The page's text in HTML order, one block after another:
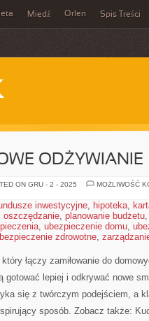
Miedź Orlen Spis Treści
ODŻYWIANIE
ON GRU - 2 - 2025
MOŻLIWOŚĆ
inwestycyjne, hipoteka,
oszczędzanie, planowanie budżetu
, ubezpieczenie domu,
zdrowotne,
łączy zamiłowanie do
gotować lepiej i odkrywać nowe
się z twórczym podejściem, a
sposób. Zobacz także: